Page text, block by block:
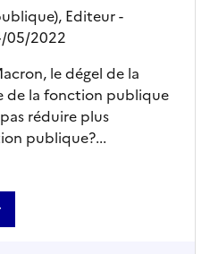
Editeur-
05/2022
le dégel de la
de la fonction publique
réduire plus
publique?...